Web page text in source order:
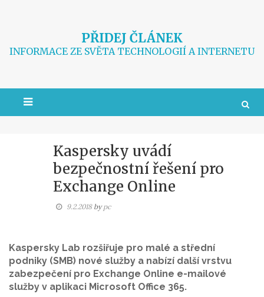
PŘIDEJ ČLÁNEK
INFORMACE ZE SVĚTA TECHNOLOGIÍ A INTERNETU
Kaspersky uvádí
bezpečnostní řešení pro
Exchange Online
9.2.2018bypc
Kaspersky Lab rozšiřuje pro malé a střední
podniky (SMB) nové služby a nabízí další vrstvu
zabezpečení pro Exchange Online e-mailové
služby v aplikaci Microsoft Office 365.